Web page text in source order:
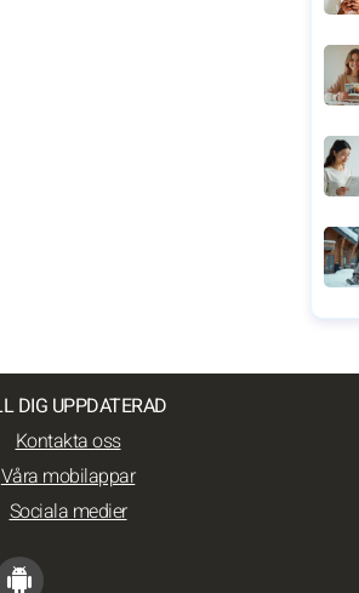
DIG UPPDATERAD
Kontakta oss
Våra mobilappar
Sociala medier